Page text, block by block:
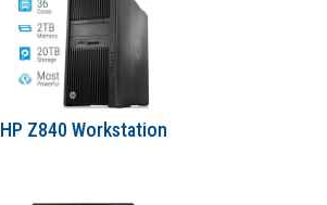
HP Z840 Workstation